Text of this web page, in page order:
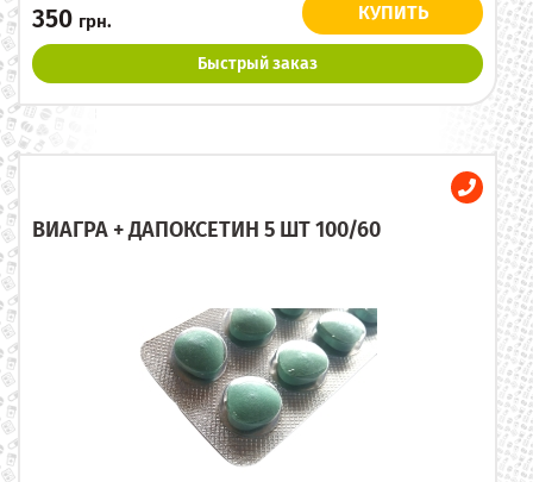
350 грн. КУПИТЬ
Быстрый заказ
ВИАГРА + ДАПОКСЕТИН 5 ШТ 100/60